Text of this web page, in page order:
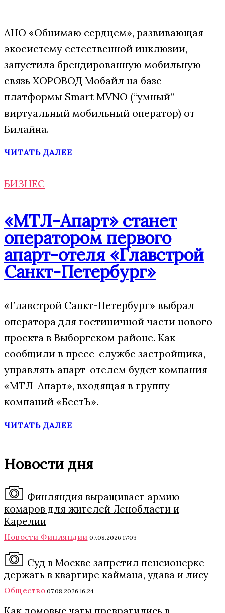
АНО «Обнимаю сердцем», развивающая
экосистему естественной инклюзии,
запустила брендированную мобильную
связь ХОРОВОД Мобайл на базе
платформы Smart MVNO (“умный”
виртуальный мобильный оператор) от
Билайна.
ЧИТАТЬ ДАЛЕЕ
БИЗНЕС
«МТЛ-Апарт» станет
оператором первого
апарт-отеля «Главстрой
Санкт-Петербург»
«Главстрой Санкт-Петербург» выбрал
оператора для гостиничной части нового
проекта в Выборгском районе. Как
сообщили в пресс-службе застройщика,
управлять апарт-отелем будет компания
«МТЛ-Апарт», входящая в группу
компаний «БестЪ».
ЧИТАТЬ ДАЛЕЕ
Новости дня
Финляндия выращивает армию
комаров для жителей Ленобласти и
Карелии
Новости Финляндии 07.08.2026 17:03
Суд в Москве запретил пенсионерке
держать в квартире каймана, удава и лису
Общество 07.08.2026 16:24